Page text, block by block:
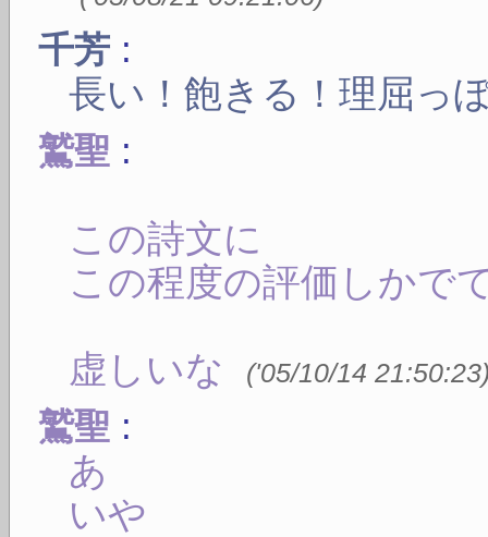
千芳 :
長い！飽きる！理屈っ
鷲聖 :
この詩文に
この程度の評価しかで
虚しいな ('05/10/14 21:50:23
鷲聖 :
あ
いや